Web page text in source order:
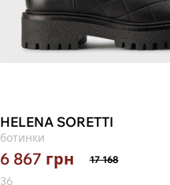
HELENA SORETTI
ботинки
6 867 грн 17 168
36